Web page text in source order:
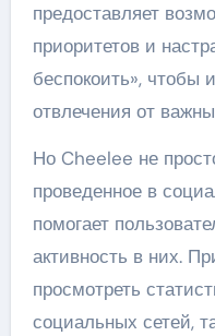
предоставляет
приоритетов и
беспокоить», чтобы
отвлечения от
Но Cheelee не
проведенное в
помогает
активность в них.
просмотреть
социальных сетей,